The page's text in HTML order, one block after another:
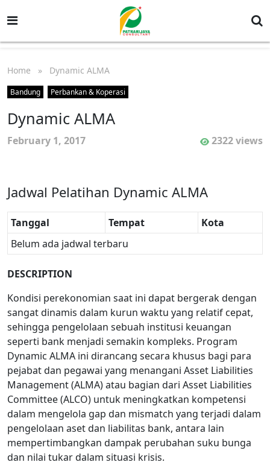
Home » Dynamic ALMA
Bandung Perbankan & Koperasi
Dynamic ALMA
February 1, 2017 2322 views
Jadwal Pelatihan Dynamic ALMA
Tanggal Tempat
Kota
Belum ada jadwal terbaru
DESCRIPTION
Kondisi perekonomian saat ini dapat bergerak dengan
sangat dinamis dalam kurun waktu yang relatif cepat,
sehingga pengelolaan sebuah institusi keuangan
seperti bank menjadi semakin kompleks. Program
Dynamic ALMA ini dirancang secara khusus bagi para
pejabat dan pegawai yang menangani Asset Liabilities
Management (ALMA) atau bagian dari Asset Liabilities
Committee (ALCO) untuk meningkatkan kompetensi
dalam mengelola gap dan mismatch yang terjadi dalam
pengelolaan aset dan liabilitas bank, antara lain
mempertimbangkan dampak perubahan suku bunga
dan nilai tukar dalam situasi krisis.